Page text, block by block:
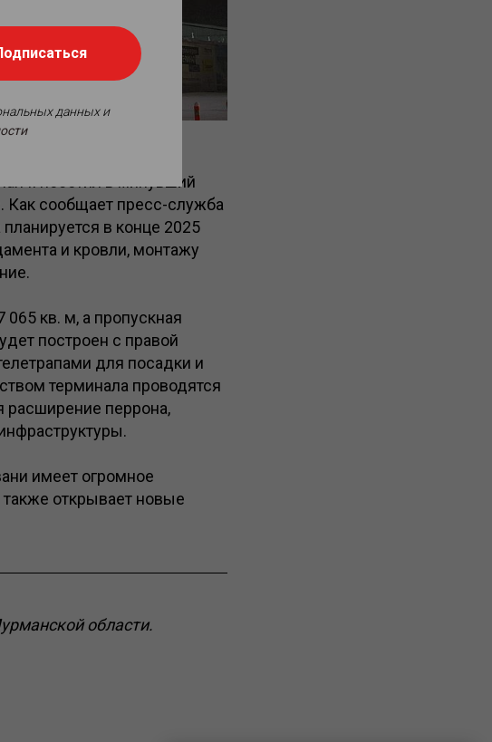
воздушных
II посетил в минувший
Как сообщает пресс-служба
в конце 2025
и кровли, монтажу
кв. м, а пропускная
построен с правой
для посадки и
терминала проводятся
расширение перрона,
имеет огромное
также открывает новые
области.
данных и